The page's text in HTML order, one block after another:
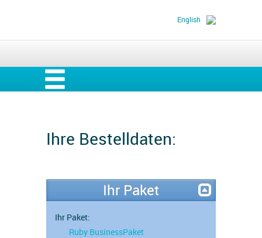
English
Ihre Bestelldaten:
Ihr Paket
Ihr Paket:
Ruby BusinessPaket